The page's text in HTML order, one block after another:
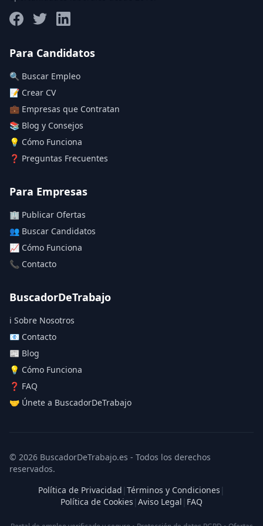
Deja vacío para "sin límite"
Aplicar filtros
Para Candidatos
🔍 Buscar Empleo
📝 Crear CV
💼 Empresas que Contratan
📚 Blog y Consejos
💡 Cómo Funciona
❓ Preguntas Frecuentes
Para Empresas
🏢 Publicar Ofertas
👥 Buscar Candidatos
📈 Cómo Funciona
📞 Contacto
BuscadorDeTrabajo
ℹ️ Sobre Nosotros
📧 Contacto
📰 Blog
💡 Cómo Funciona
❓ FAQ
🤝 Únete a BuscadorDeTrabajo
© 2026 BuscadorDeTrabajo.es - Todos los derechos
reservados.
Política de Privacidad | Términos y Condiciones |
Política de Cookies | Aviso Legal | FAQ